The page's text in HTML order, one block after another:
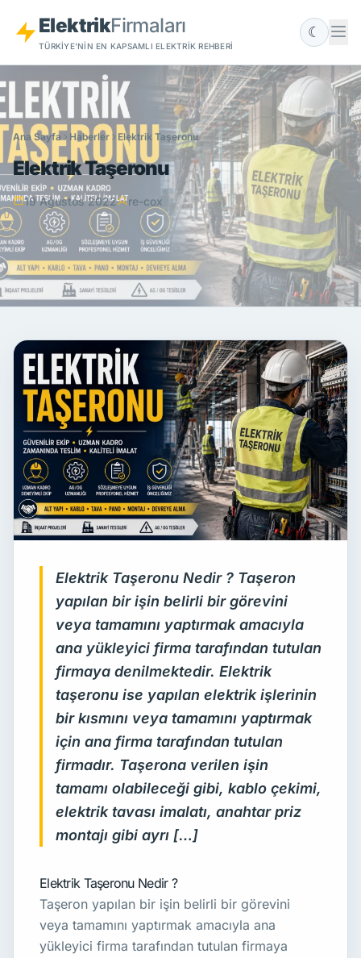
ElektrikFirmaları
TÜRKIYE'NIN EN KAPSAMLI ELEKTRIK REHBERI
☾
Ana Sayfa Haberler Elektrik Taşeronu
Elektrik Taşeronu
19 Ağustos 2022 re-cox
Elektrik Taşeronu Nedir ? Taşeron
yapılan bir işin belirli bir görevini
veya tamamını yaptırmak amacıyla
ana yükleyici firma tarafından tutulan
firmaya denilmektedir. Elektrik
taşeronu ise yapılan elektrik işlerinin
bir kısmını veya tamamını yaptırmak
için ana firma tarafından tutulan
firmadır. Taşerona verilen işin
tamamı olabileceği gibi, kablo çekimi,
elektrik tavası imalatı, anahtar priz
montajı gibi ayrı […]
Elektrik Taşeronu Nedir ?
Taşeron yapılan bir işin belirli bir görevini
veya tamamını yaptırmak amacıyla ana
yükleyici firma tarafından tutulan firmaya